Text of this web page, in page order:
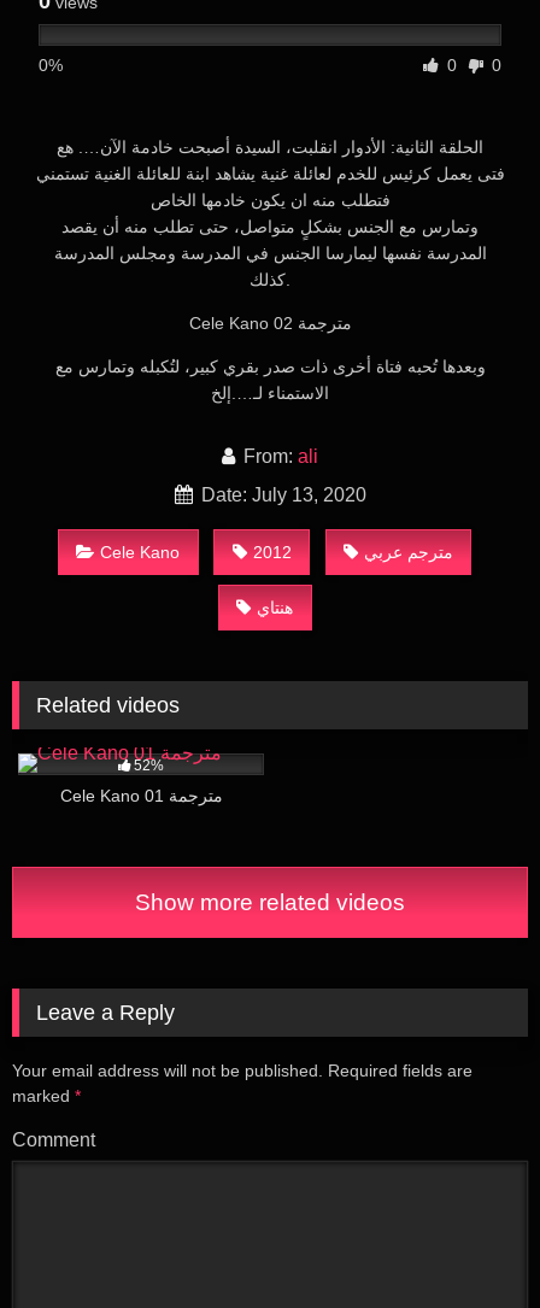
0% 0 0
الحلقة الثانية: الأدوار انقلبت، السيدة أصبحت خادمة الآن…. هع
فتى يعمل كرئيس للخدم لعائلة غنية يشاهد ابنة للعائلة الغنية تستمني
فتطلب منه ان يكون خادمها الخاص
وتمارس مع الجنس بشكلٍ متواصل، حتى تطلب منه أن يقصد
المدرسة نفسها ليمارسا الجنس في المدرسة ومجلس المدرسة
كذلك.
Cele Kano 02 مترجمة
وبعدها تُحبه فتاة أخرى ذات صدر بقري كبير، لتُكبله وتمارس مع
الاستمناء لـ….إلخ
From: ali
Date: July 13, 2020
Cele Kano 2012 مترجم عربي
هنتاي
Related videos
52%
Cele Kano 01 مترجمة
Show more related videos
Leave a Reply
Your email address will not be published.
Required fields are
marked *
Comment